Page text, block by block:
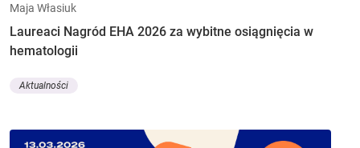
Maja Własiuk
Laureaci Nagród EHA 2026 za wybitne osiągnięcia w
hematologii
Aktualności